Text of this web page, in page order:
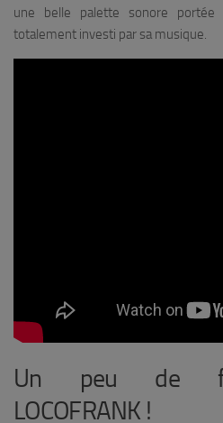
une belle palette sonore portée
totalement investi par sa musique.
Un peu de
LOCOFRANK !